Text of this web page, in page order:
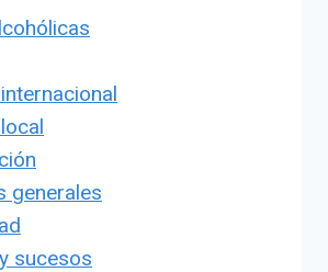
generales
sucesos